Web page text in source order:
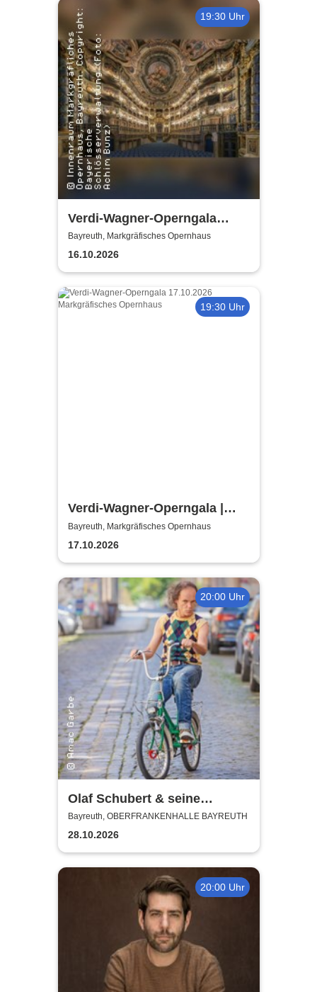
19:30 Uhr
Verdi-Wagner-Operngala
(Zusatzkonzert) - präsentiert
von Opera Classica Europa
Bayreuth, Markgräfisches Opernhaus
16.10.2026
19:30 Uhr
Verdi-Wagner-Operngala |
Thüringen Philharmonie
Gotha-Eisenach
Bayreuth, Markgräfisches Opernhaus
17.10.2026
20:00 Uhr
Olaf Schubert & seine
Freunde - Jetzt oder now!
Bayreuth, OBERFRANKENHALLE BAYREUTH
28.10.2026
20:00 Uhr